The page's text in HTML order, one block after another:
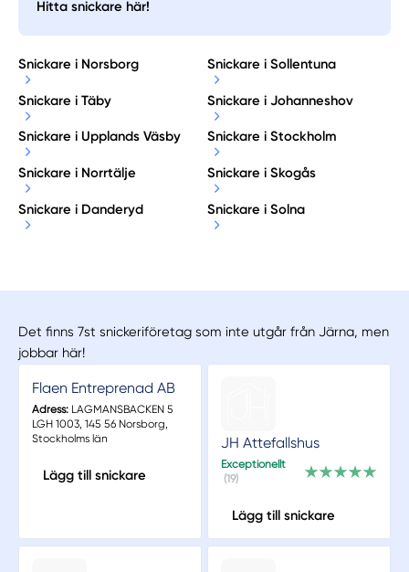
Hitta snickare här!
Snickare i Norsborg Snickare i Sollentuna
Snickare i Täby Snickare i Johanneshov
Snickare i Upplands Väsby Snickare i Stockholm
Snickare i Norrtälje Snickare i Skogås
Snickare i Danderyd Snickare i Solna
Det finns 7st snickeriföretag som inte utgår från Järna, men
jobbar här!
Flaen Entreprenad AB
Adress:LAGMANSBACKEN 5
LGH 1003, 145 56 Norsborg,
Stockholms län
Lägg till snickare
JH Attefallshus
Exceptionellt
(19)
Lägg till snickare